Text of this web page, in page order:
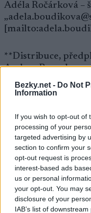
Bezky.net - Do Not
Information
If you wish to opt-out of
processing of your
targeted advertising by
section to confirm your
opt-out request is
interest-based ads
us or personal
your opt-out. You may
disclosure of your
IAB’s list of
Adéla Ročárková –
**Distribuce,
Andrea
tel. 775 My SNOW
*Výzvy k úhradě
e-mailové adresy
**Inzerce a
Petr Socha
tel. 777 905 060